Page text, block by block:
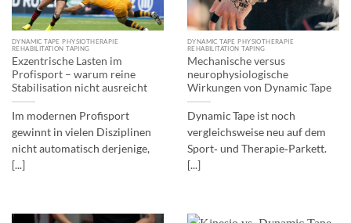
DYNAMIC TAPE PHYSIOTHERAPIE
REHABILITATION TAPING
Exzentrische Lasten im
Profisport – warum reine
Stabilisation nicht ausreicht
Im modernen Profisport
gewinnt in vielen Disziplinen
nicht automatisch derjenige,
[...]
DYNAMIC TAPE PHYSIOTHERAPIE
REHABILITATION TAPING
Mechanische versus
neurophysiologische
Wirkungen von Dynamic Tape
Dynamic Tape ist noch
vergleichsweise neu auf dem
Sport‑ und Therapie‑Parkett.
[...]